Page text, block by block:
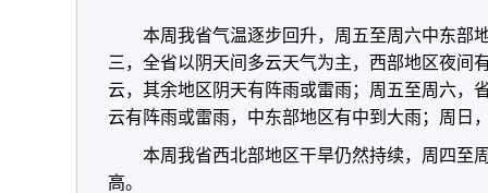
本周我省气温逐步回升，周五至周六中东部
三，全省以阴天间多云天气为主，西部地区夜间
云，其余地区阴天有阵雨或雷雨；周五至周六，
云有阵雨或雷雨，中东部地区有中到大雨；周日
本周我省西北部地区干旱仍然持续，周四至
高。